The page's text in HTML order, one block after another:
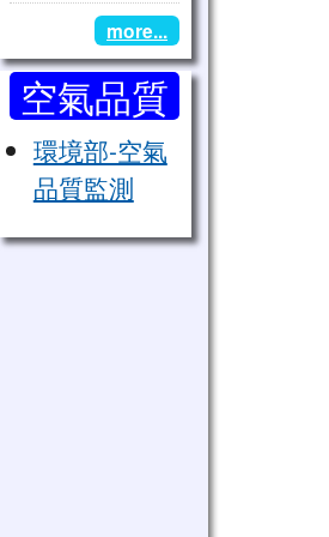
豐山跆拳道女子表演團「
more...
空氣品質
監測
環境部-空氣
品質監測